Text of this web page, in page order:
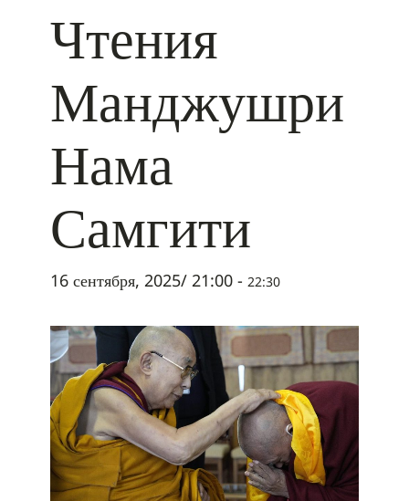
Чтения
Манджушри
Нама
Самгити
16 сентября, 2025/ 21:00 - 22:30